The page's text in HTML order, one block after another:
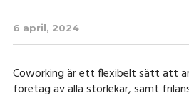
6 april, 2024
Coworking är ett flexibelt sätt att
företag av alla storlekar, samt